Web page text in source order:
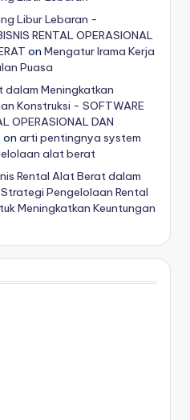
Libur Lebaran -
RENTAL OPERASIONAL
on Mengatur Irama Kerja
Puasa
Meningkatkan
Konstruksi - SOFTWARE
OPERASIONAL DAN
on arti pentingnya system
alat berat
Rental Alat Berat dalam
Strategi Pengelolaan Rental
Meningkatkan Keuntungan